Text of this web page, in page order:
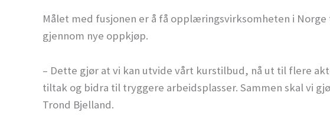
Målet med fusjonen er å få opplæringsvirksomheten i
gjennom nye oppkjøp.
– Dette gjør at vi kan utvide vårt kurstilbud, nå ut til flere
tiltak og bidra til tryggere arbeidsplasser. Sammen skal vi
Trond Bjelland.